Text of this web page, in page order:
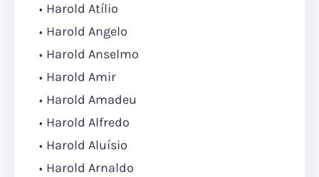
Harold Atílio
Harold Angelo
Harold Anselmo
Harold Amir
Harold Amadeu
Harold Alfredo
Harold Aluísio
Harold Arnaldo